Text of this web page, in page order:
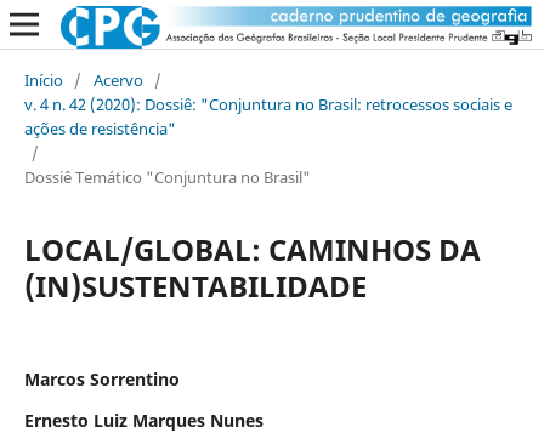
Início / Acervo /
v. 4 n. 42 (2020): Dossiê: "Conjuntura no Brasil: retrocessos sociais e
ações de resistência"
/
Dossiê Temático "Conjuntura no Brasil"
LOCAL/GLOBAL: CAMINHOS DA
(IN)SUSTENTABILIDADE
Marcos Sorrentino
Ernesto Luiz Marques Nunes